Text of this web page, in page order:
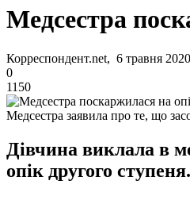
Медсестра
Корреспондент.net, 6 травня
0
1150
Медсестра заявила про те, що
Дівчина виклала в
опік другого ступеня.